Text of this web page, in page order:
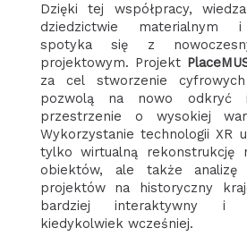
Dzięki tej współpracy,
dziedzictwie materialnym i
spotyka się z
projektowym. Projekt
za cel stworzenie
pozwolą na nowo odkryć
przestrzenie o wysokiej
Wykorzystanie technologii XR
tylko wirtualną rekonstrukcję
obiektów, ale także analizę
projektów na historyczny
bardziej interaktywny i
kiedykolwiek wcześniej.